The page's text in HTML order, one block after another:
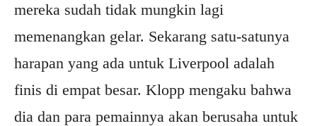
mereka sudah tidak mungkin lagi
memenangkan gelar. Sekarang satu-satunya
harapan yang ada untuk Liverpool adalah
finis di empat besar. Klopp mengaku bahwa
dia dan para pemainnya akan berusaha untuk